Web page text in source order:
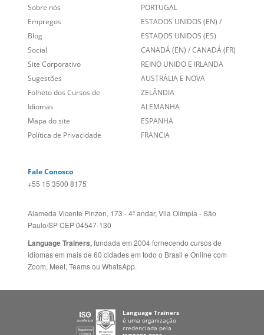
Links Relacionados
Entre em contato
Sobre nós
Empregos
Blog
Social
Site Corporativo
Sugestões
Mapa do site
No mundo todo
BRASIL
PORTUGAL
ESTADOS UNIDOS (EN)
ESTADOS UNIDOS (ES)
CANADÁ (EN)
REINO UNIDO E IRLANDA
AUSTRÁLIA E NOVA
Fale Conosco
+55 15 3500 8175
Alameda Vicente Pinzon, 173 - 4º andar, Vila Olímpia - São
idiomas em mais de 60 cidades em todo o Brasil e Online com
Zoom, Meet, Teams ou WhatsApp.